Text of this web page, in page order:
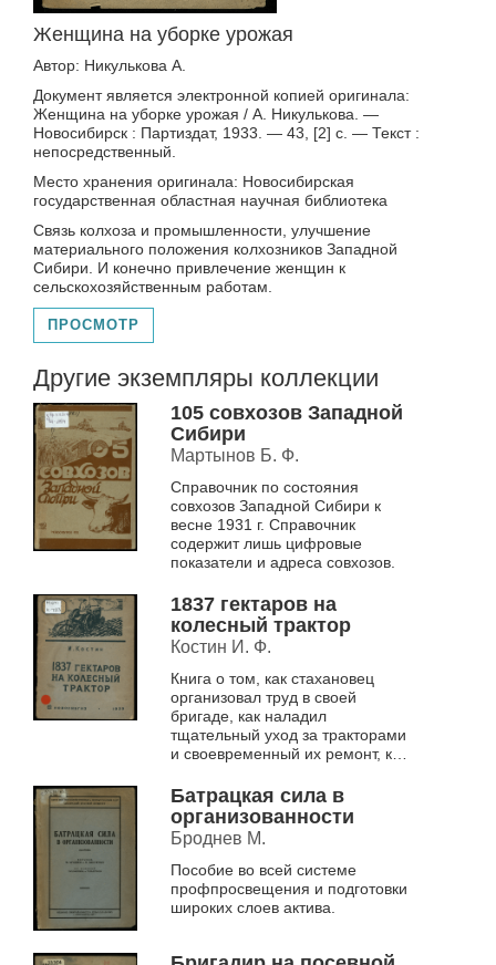
Женщина на уборке урожая
Автор: Никулькова А.
Документ является электронной копией оригинала:
Женщина на уборке урожая / А. Никулькова. —
Новосибирск : Партиздат, 1933. — 43, [2] с. — Текст :
непосредственный.
Место хранения оригинала: Новосибирская
государственная областная научная библиотека
Связь колхоза и промышленности, улучшение
материального положения колхозников Западной
Сибири. И конечно привлечение женщин к
сельскохозяйственным работам.
ПРОСМОТР
Другие экземпляры коллекции
105 совхозов Западной
Сибири
Мартынов Б. Ф.
Справочник по состояния
совхозов Западной Сибири к
весне 1931 г. Справочник
содержит лишь цифровые
показатели и адреса совхозов.
1837 гектаров на
колесный трактор
Костин И. Ф.
Книга о том, как стахановец
организовал труд в своей
бригаде, как наладил
тщательный уход за тракторами
и своевременный их ремонт, как
высокую выработку и экономию
горючего.
Батрацкая сила в
организованности
Броднев М.
Пособие во всей системе
профпросвещения и подготовки
широких слоев актива.